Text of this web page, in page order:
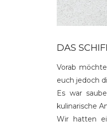
DAS
Vorab
euch jedoch
Es war
kulinarische
Wir hatten